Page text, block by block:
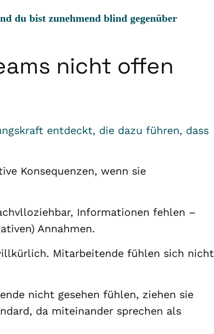
du bist zunehmend blind gegenüber
nicht offen
entdeckt, die dazu führen, dass
Konsequenzen, wenn sie
Informationen fehlen –
Annahmen.
Mitarbeitende fühlen sich nicht
nicht gesehen fühlen, ziehen sie
da miteinander sprechen als